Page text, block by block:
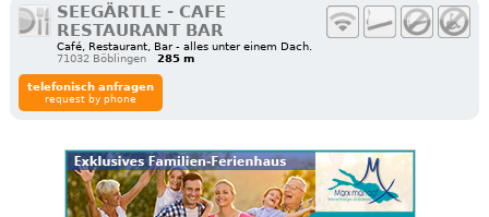
SEEGÄRTLE - CAFE
RESTAURANT BAR
Café, Restaurant, Bar - alles unter einem Dach.
71032 Böblingen
285 m
telefonisch anfragen
request by phone